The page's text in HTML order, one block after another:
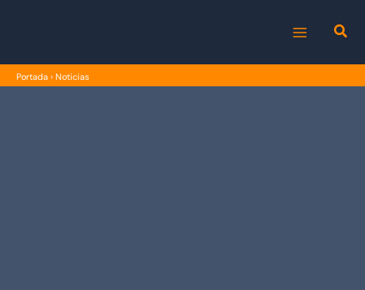
MENU
Portada › Noticias